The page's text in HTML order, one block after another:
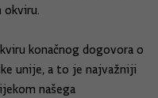
okviru.
konačnog dogovora o
unije, a to je najvažniji
našega